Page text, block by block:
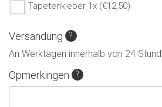
Tapetenkleber 1x (€12,50)
Versandung
An Werktagen innerhalb von 24
Opmerkingen